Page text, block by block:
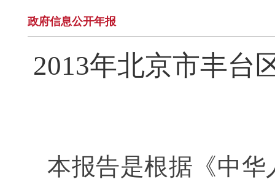
政府信息公开年报
2013年北京市丰台
本报告是根据《中